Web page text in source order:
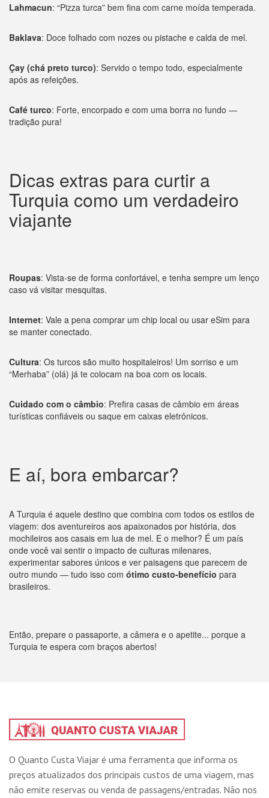
Lahmacun: “Pizza turca” bem fina com carne moída temperada.
Baklava: Doce folhado com nozes ou pistache e calda de mel.
Çay (chá preto turco): Servido o tempo todo, especialmente
após as refeições.
Café turco: Forte, encorpado e com uma borra no fundo —
tradição pura!
Dicas extras para curtir a
Turquia como um verdadeiro
viajante
Roupas: Vista-se de forma confortável, e tenha sempre um lenço
caso vá visitar mesquitas.
Internet: Vale a pena comprar um chip local ou usar eSim para
se manter conectado.
Cultura: Os turcos são muito hospitaleiros! Um sorriso e um
“Merhaba” (olá) já te colocam na boa com os locais.
Cuidado com o câmbio: Prefira casas de câmbio em áreas
turísticas confiáveis ou saque em caixas eletrônicos.
E aí, bora embarcar?
A Turquia é aquele destino que combina com todos os estilos de
viagem: dos aventureiros aos apaixonados por história, dos
mochileiros aos casais em lua de mel. E o melhor? É um país
onde você vai sentir o impacto de culturas milenares,
experimentar sabores únicos e ver paisagens que parecem de
outro mundo — tudo isso com ótimo custo-benefício para
brasileiros.
Então, prepare o passaporte, a câmera e o apetite... porque a
Turquia te espera com braços abertos!
O Quanto Custa Viajar é uma ferramenta que informa os
preços atualizados dos principais custos de uma viagem, mas
não emite reservas ou venda de passagens/entradas. Não nos